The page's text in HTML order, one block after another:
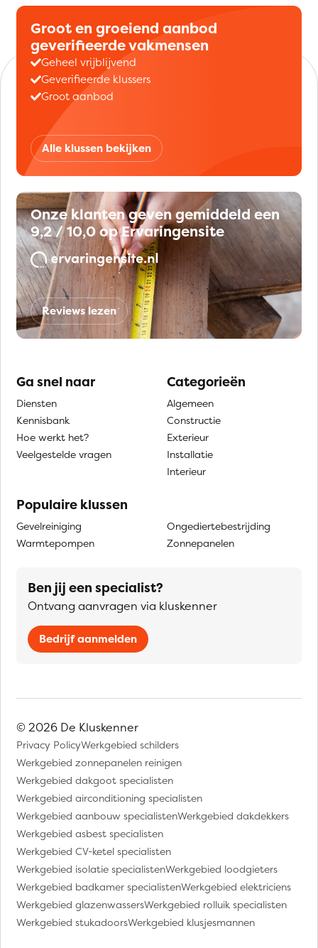
Groot en groeiend aanbod
geverifieerde vakmensen
Geheel vrijblijvend
Geverifieerde klussers
Groot aanbod
Alle klussen bekijken
Onze klanten geven gemiddeld een
9,2 / 10,0 op Ervaringensite
Reviews lezen
Ga snel naar
Diensten
Kennisbank
Hoe werkt het?
Veelgestelde vragen
Categorieën
Algemeen
Constructie
Exterieur
Installatie
Interieur
Populaire klussen
Gevelreiniging
Warmtepompen
Ongediertebestrijding
Zonnepanelen
Ben jij een specialist?
Ontvang aanvragen via kluskenner
Bedrijf aanmelden
© 2026 De Kluskenner
Privacy PolicyWerkgebied schilders
Werkgebied zonnepanelen reinigen
Werkgebied dakgoot specialisten
Werkgebied airconditioning specialisten
Werkgebied aanbouw specialistenWerkgebied dakdekkers
Werkgebied asbest specialisten
Werkgebied CV-ketel specialisten
Werkgebied isolatie specialistenWerkgebied loodgieters
Werkgebied badkamer specialistenWerkgebied elektriciens
Werkgebied glazenwassersWerkgebied rolluik specialisten
Werkgebied stukadoorsWerkgebied klusjesmannen